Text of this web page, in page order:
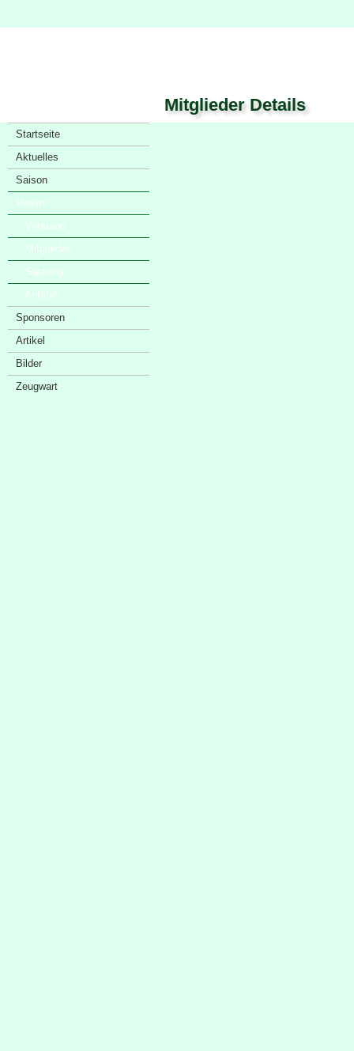
Mitglieder Details
Startseite
Aktuelles
Saison
Verein
· Vorstand
· Mitglieder
· Satzung
· Anfahrt
Sponsoren
Artikel
Bilder
Zeugwart